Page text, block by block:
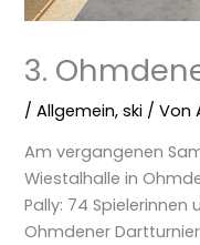
3.
/Allgemein,ski / Von
Am vergangenen
Wiestalhalle in
Pally: 74 Spielerinnen
Ohmdener